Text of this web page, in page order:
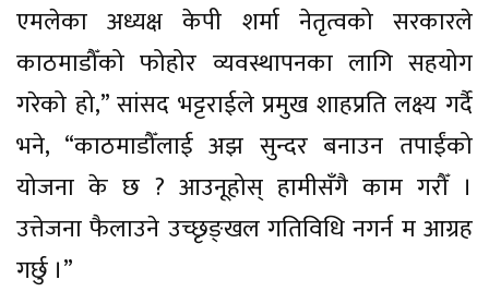
एमलेका अध्यक्ष केपी शर्मा नेतृत्वको सरकारले
काठमाडौँको फोहोर व्यवस्थापनका लागि सहयोग
गरेको हो,” सांसद भट्टराईले प्रमुख शाहप्रति लक्ष्य गर्दै
भने, “काठमाडौँलाई अझ सुन्दर बनाउन तपाईंको
योजना के छ ? आउनूहोस् हामीसँगै काम गरौँ ।
उत्तेजना फैलाउने उच्छृङ्खल गतिविधि नगर्न म आग्रह
गर्छु ।”